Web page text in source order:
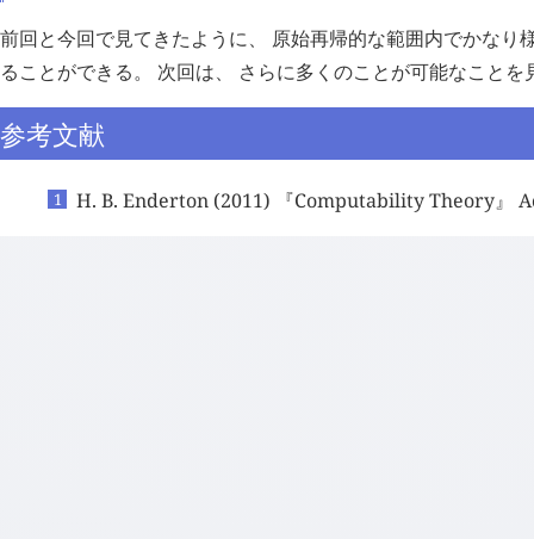
前回と今回で見てきたように、 原始再帰的な範囲内でかなり
ることができる。 次回は、 さらに多くのことが可能なことを
参考文献
H. B. Enderton (2011) 『Computability Theory』